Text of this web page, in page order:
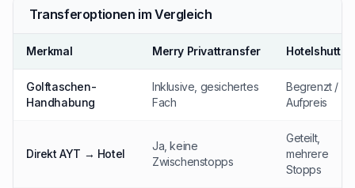
Transferoptionen im Vergleich
Merkmal Merry Privattransfer Hotelshuttle
Golftaschen-
Handhabung
Inklusive, gesichertes
Fach
Begrenzt /
Aufpreis
Direkt AYT → Hotel
Ja, keine
Zwischenstopps
Geteilt,
mehrere
Stopps